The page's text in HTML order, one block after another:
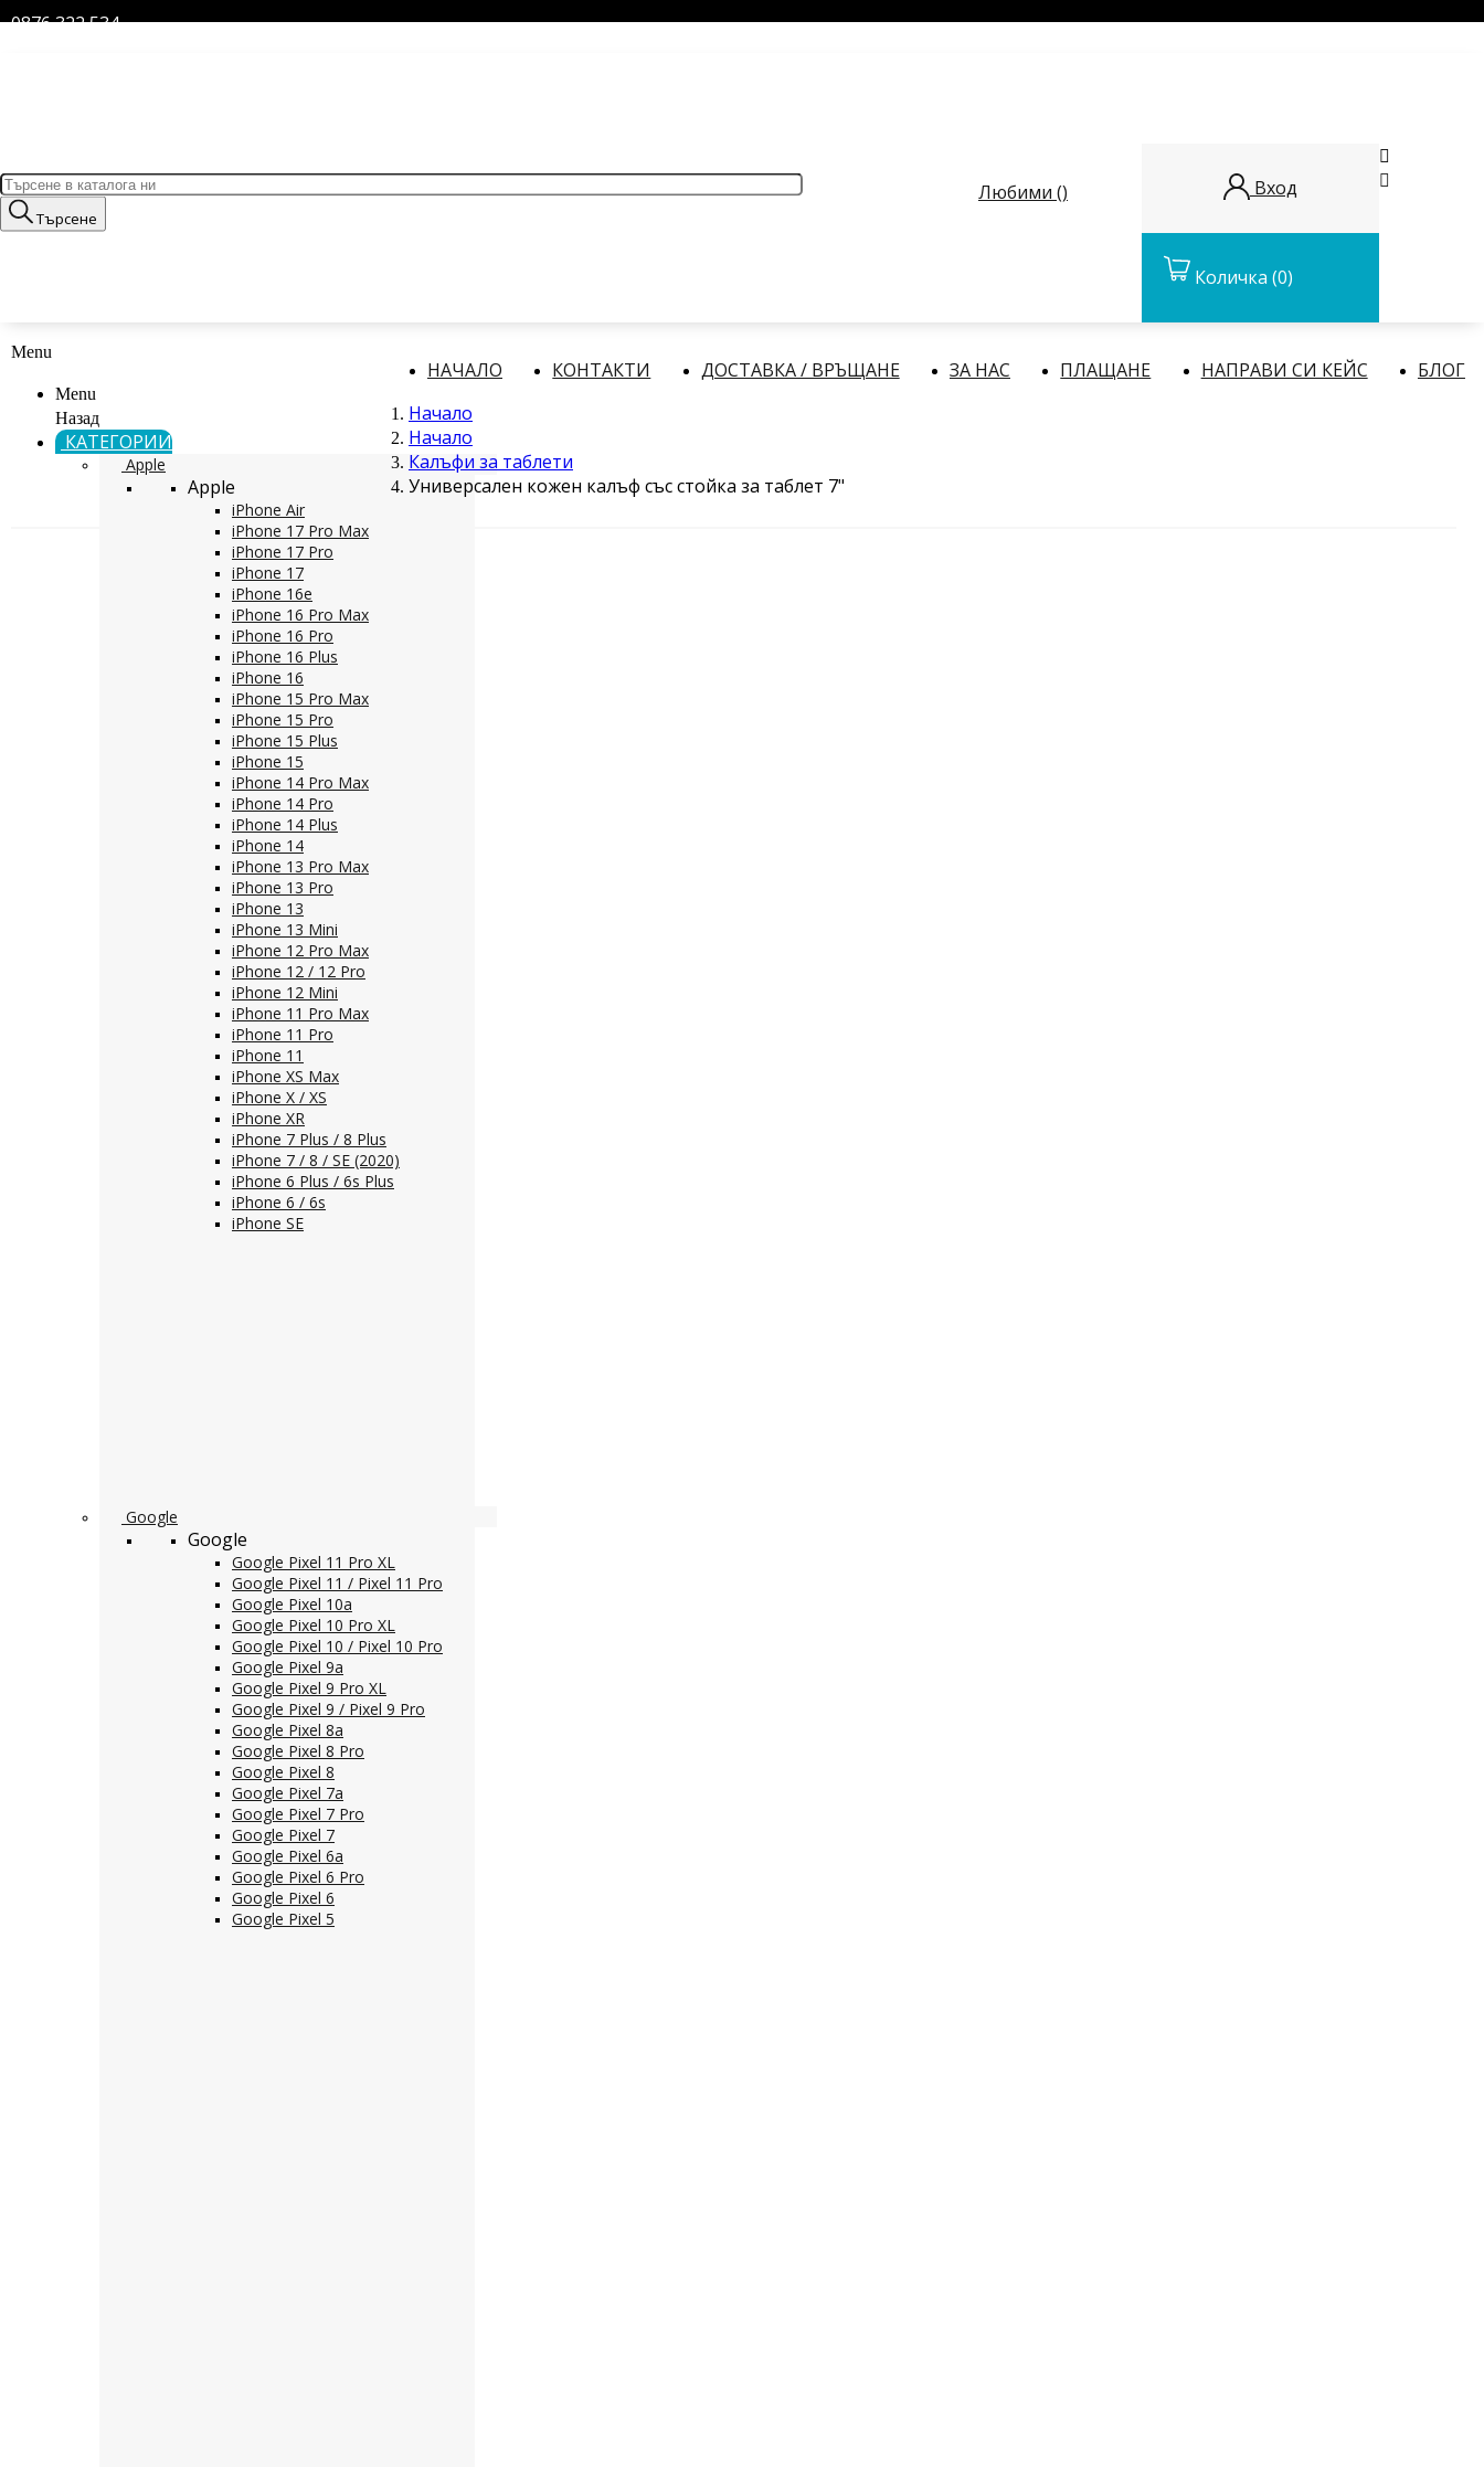
0876 322 534
Търсене
Любими () Вход
Количка (0)


Menu
Menu
Назад
КАТЕГОРИИ
Apple
Apple
iPhone Air
iPhone 17 Pro Max
iPhone 17 Pro
iPhone 17
iPhone 16e
iPhone 16 Pro Max
iPhone 16 Pro
iPhone 16 Plus
iPhone 16
iPhone 15 Pro Max
iPhone 15 Pro
iPhone 15 Plus
iPhone 15
iPhone 14 Pro Max
iPhone 14 Pro
iPhone 14 Plus
iPhone 14
iPhone 13 Pro Max
iPhone 13 Pro
iPhone 13
iPhone 13 Mini
iPhone 12 Pro Max
iPhone 12 / 12 Pro
iPhone 12 Mini
iPhone 11 Pro Max
iPhone 11 Pro
iPhone 11
iPhone XS Max
iPhone X / XS
iPhone XR
iPhone 7 Plus / 8 Plus
iPhone 7 / 8 / SE (2020)
iPhone 6 Plus / 6s Plus
iPhone 6 / 6s
iPhone SE
Google
Google
Google Pixel 11 Pro XL
Google Pixel 11 / Pixel 11 Pro
Google Pixel 10a
Google Pixel 10 Pro XL
Google Pixel 10 / Pixel 10 Pro
Google Pixel 9a
Google Pixel 9 Pro XL
Google Pixel 9 / Pixel 9 Pro
Google Pixel 8a
Google Pixel 8 Pro
Google Pixel 8
Google Pixel 7a
Google Pixel 7 Pro
Google Pixel 7
Google Pixel 6a
Google Pixel 6 Pro
Google Pixel 6
Google Pixel 5
НАЧАЛО КОНТАКТИ ДОСТАВКА / ВРЪЩАНЕ ЗА НАС ПЛАЩАНЕ НАПРАВИ СИ КЕЙС
БЛОГ
Начало
Начало
Калъфи за таблети
Универсален кожен калъф със стойка за таблет 7"